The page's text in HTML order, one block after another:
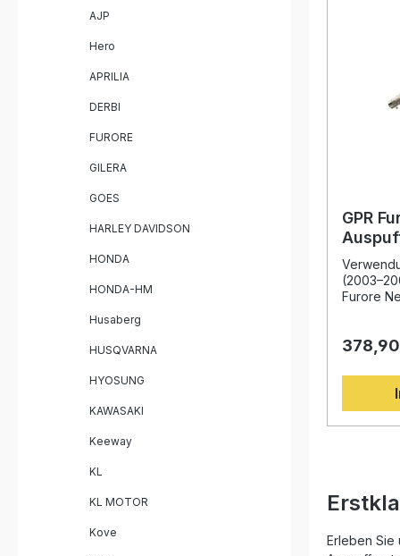
AJP
Hero
APRILIA
DERBI
FURORE
GILERA
GOES
HARLEY DAVIDSON
HONDA
HONDA-HM
Husaberg
HUSQVARNA
HYOSUNG
KAWASAKI
Keeway
KL
KL MOTOR
Kove
Fachwerkstatt.
Serienanlage
der
Lieferumfang: GPR
GPR
850 R
Furore
durch
einem
Erleben Sie